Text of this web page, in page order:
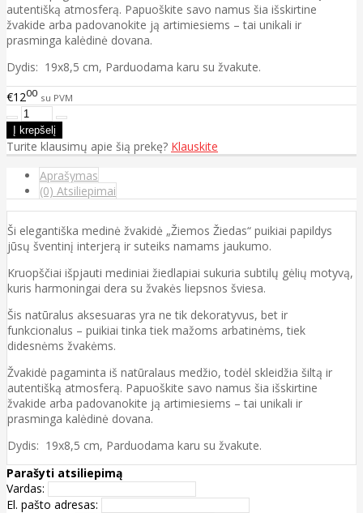
autentišką atmosferą. Papuoškite savo namus šia išskirtine
žvakide arba padovanokite ją artimiesiems – tai unikali ir
prasminga kalėdinė dovana.
Dydis: 19x8,5 cm, Parduodama karu su žvakute.
€1200 su PVM
Turite klausimų apie šią prekę? Klauskite
Aprašymas
(0) Atsiliepimai
Ši elegantiška medinė žvakidė „Žiemos Žiedas“ puikiai papildys
jūsų šventinį interjerą ir suteiks namams jaukumo.
Kruopščiai išpjauti mediniai žiedlapiai sukuria subtilų gėlių motyvą,
kuris harmoningai dera su žvakės liepsnos šviesa.
Šis natūralus aksesuaras yra ne tik dekoratyvus, bet ir
funkcionalus – puikiai tinka tiek mažoms arbatinėms, tiek
didesnėms žvakėms.
Žvakidė pagaminta iš natūralaus medžio, todėl skleidžia šiltą ir
autentišką atmosferą. Papuoškite savo namus šia išskirtine
žvakide arba padovanokite ją artimiesiems – tai unikali ir
prasminga kalėdinė dovana.
Dydis: 19x8,5 cm, Parduodama karu su žvakute.
Parašyti atsiliepimą
Vardas:
El. pašto adresas: